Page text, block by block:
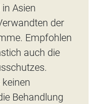
Asien
der
Empfohlen
auch die
Behandlung